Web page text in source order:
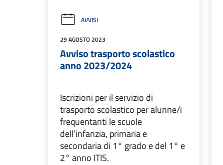
AVVISI
29 AGOSTO 2023
Avviso trasporto scolastico
anno 2023/2024
Iscrizioni per il servizio di
trasporto scolastico per alunne/i
frequentanti le scuole
dell’infanzia, primaria e
secondaria di 1° grado e del 1° e
2° anno ITIS.